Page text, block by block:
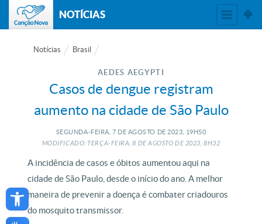
Open toolbar
NOTÍCIAS
Notícias Brasil
AEDES AEGYPTI
Casos de dengue registram
aumento na cidade de São Paulo
SEGUNDA-FEIRA, 7 DE AGOSTO DE 2023, 19H50
MODIFICADO: TERÇA-FEIRA, 8 DEAGOSTO DE 2023, 8H32
A incidência de casos e óbitos aumentou aqui na
cidade de São Paulo, desde o início do ano. A melhor
maneira de prevenir a doença é combater criadouros
do mosquito transmissor.